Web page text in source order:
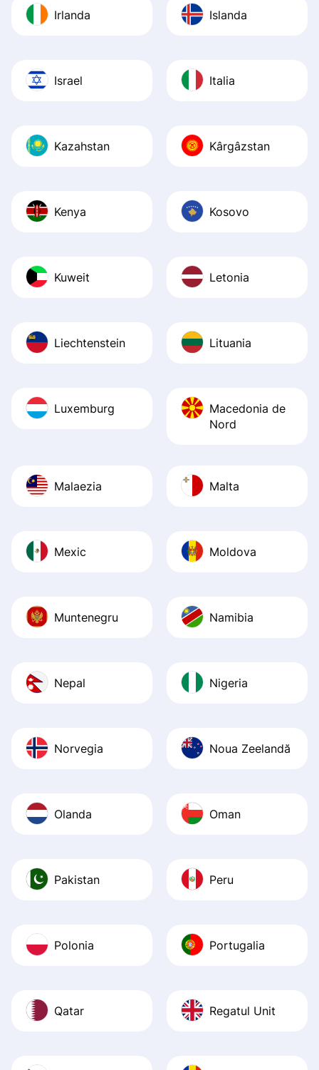
Irlanda Islanda
Israel Italia
Kazahstan Kârgâzstan
Kenya Kosovo
Kuweit Letonia
Liechtenstein Lituania
Luxemburg
Macedonia de
Nord
Malaezia Malta
Mexic Moldova
Muntenegru Namibia
Nepal Nigeria
Norvegia Noua Zeelandă
Olanda Oman
Pakistan Peru
Polonia Portugalia
Qatar Regatul Unit